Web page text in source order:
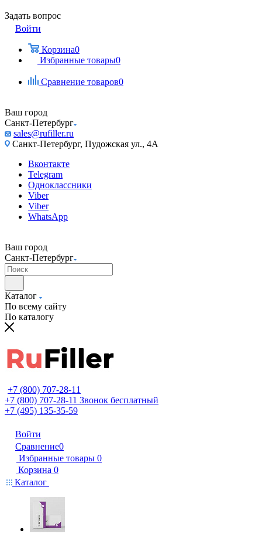
Задать вопрос
Войти
Корзина0
Избранные товары0
Сравнение товаров0
Ваш город
Санкт-Петербург
sales@rufiller.ru
Санкт-Петербург, Пудожская ул., 4А
Вконтакте
Telegram
Одноклассники
Viber
Viber
WhatsApp
Ваш город
Санкт-Петербург
Каталог
По всему сайту
По каталогу
+7 (800) 707-28-11
+7 (800) 707-28-11 Звонок бесплатный
+7 (495) 135-35-59
Войти
Сравнение0
Избранные товары 0
Корзина 0
Каталог